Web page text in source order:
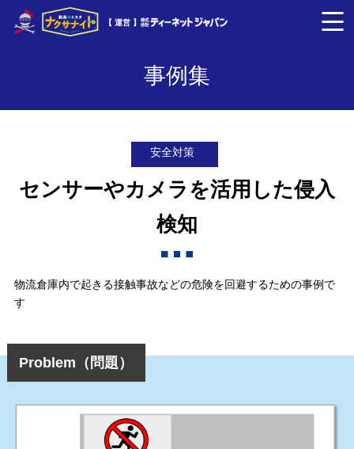
【 運営 】
事例集
安全対策
センサーやカメラを活用した侵入
検知
物流倉庫内で起きる接触事故などの危険を回避するための事例で
す
Problem（問題）